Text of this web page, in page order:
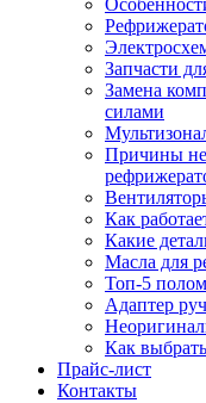
Запчасти
Замена
силами
Причины
Как
Какие
Масла для
Топ-5
Адаптер
Как
Прайс-лист
Контакты